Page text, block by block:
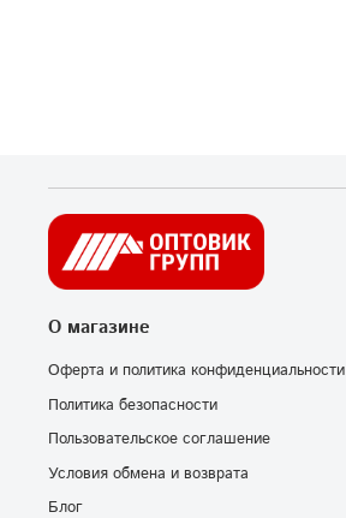
О магазине
Оферта и политика конфиденциальности
Политика безопасности
Пользовательское соглашение
Условия обмена и возврата
Блог